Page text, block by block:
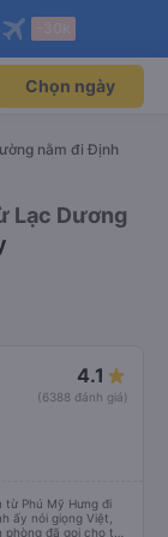
Mở app
Mở app
Chọn ngày
nằm đi Định
Lạc Dương
4.1
(6388 đánh giá)
từ Phú Mỹ Hưng đi
ấy nói giọng Việt,
đã gọi cho tôi